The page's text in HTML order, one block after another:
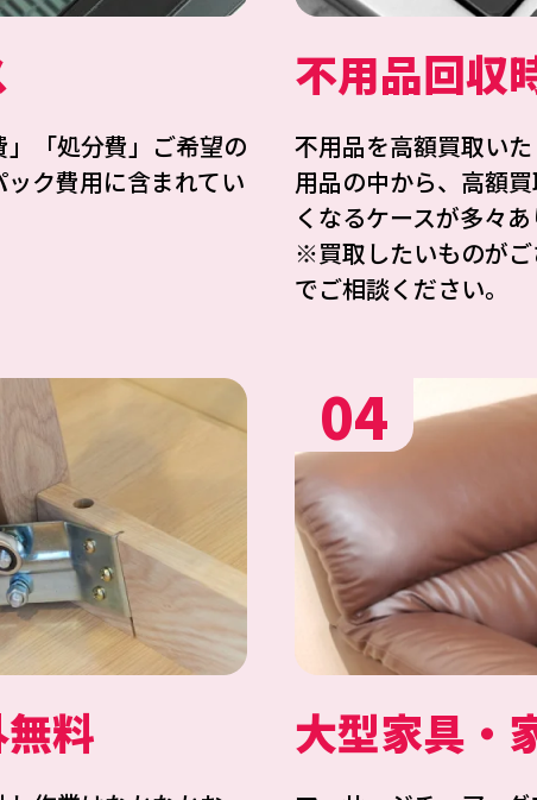
」「処分費」ご希望の
ク費用に含まれてい
不用品回収
不用品を高額買取い
用品の中から、高額
くなるケースが多々
※買取したいものが
でご相談ください。
料
04
大型家具・